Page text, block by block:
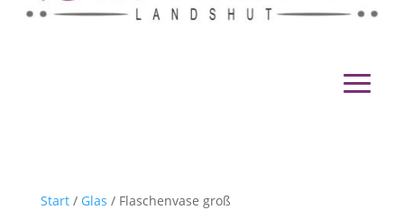
Start/ Glas / Flaschenvase groß